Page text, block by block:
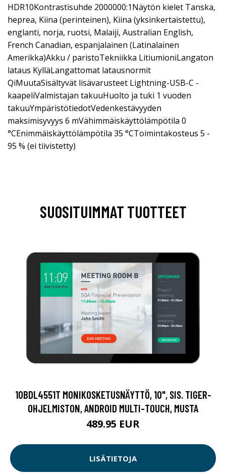
HDR10Kontrastisuhde 2000000:1Näytön kielet Tanska,
heprea, Kiina (perinteinen), Kiina (yksinkertaistettu),
englanti, norja, ruotsi, Malaiji, Australian English,
French Canadian, espanjalainen (Latinalainen
Amerikka)Akku / paristoTekniikka LitiumioniLangaton
lataus KylläLangattomat latausnormit
QiMuutaSisältyvät lisävarusteet Lightning-USB-C -
kaapeliValmistajan takuuHuolto ja tuki 1 vuoden
takuuYmpäristötiedotVedenkestävyyden
maksimisyvyys 6 mVähimmäiskäyttölämpötila 0
°CEnimmäiskäyttölämpötila 35 °CToimintakosteus 5 -
95 % (ei tiivistetty)
SUOSITUIMMAT TUOTTEET
10BDL4551T MONIKOSKETUSNÄYTTÖ, 10", SIS. TIGER-
OHJELMISTON, ANDROID MULTI-TOUCH, MUSTA
489.95 EUR
LISÄTIETOJA